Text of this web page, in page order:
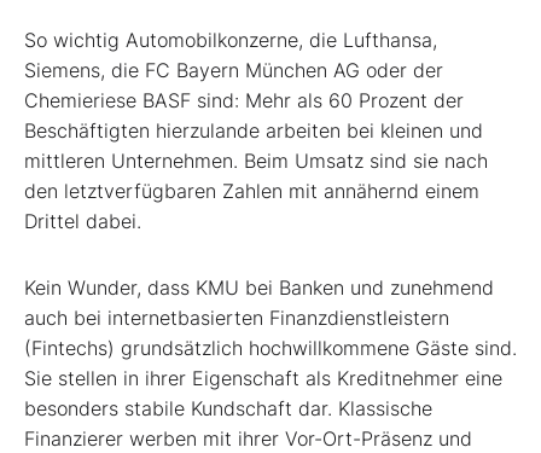
So wichtig Automobilkonzerne, die Lufthansa,
Siemens, die FC Bayern München AG oder der
Chemieriese BASF sind: Mehr als 60 Prozent der
Beschäftigten hierzulande arbeiten bei kleinen und
mittleren Unternehmen. Beim Umsatz sind sie nach
den letztverfügbaren Zahlen mit annähernd einem
Drittel dabei.
Kein Wunder, dass KMU bei Banken und zunehmend
auch bei internetbasierten Finanzdienstleistern
(Fintechs) grundsätzlich hochwillkommene Gäste sind.
Sie stellen in ihrer Eigenschaft als Kreditnehmer eine
besonders stabile Kundschaft dar. Klassische
Finanzierer werben mit ihrer Vor-Ort-Präsenz und